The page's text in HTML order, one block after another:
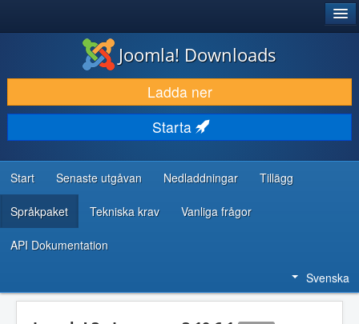
LADDA NER & UTÖKA
UPPTÄCK & LÄR
GEMENSKAP & SUPPORT
RESURSER FÖR UTVECKLARE
Joomla! Downloads
Ladda ner
Starta
Start Senaste utgåvan Nedladdningar Tillägg
Språkpaket Tekniska krav Vanliga frågor
API Dokumentation
Svenska